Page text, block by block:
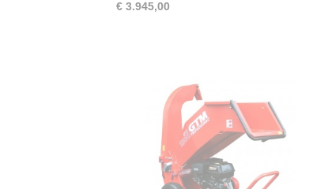
€ 3.945,00